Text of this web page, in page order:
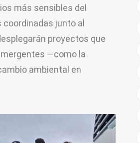
más sensibles del
junto al
proyectos que
—como la
ambiental en